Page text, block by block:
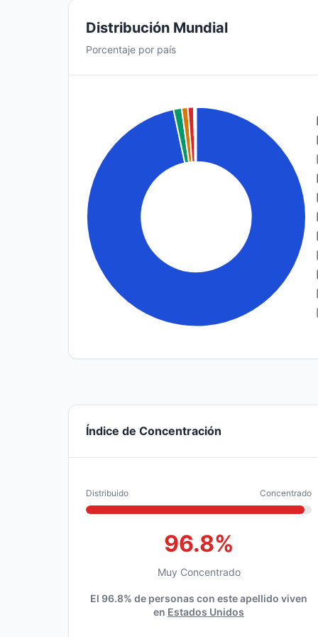
Distribución Mundial
Porcentaje por país
Índice de Concentración
Distribuido Concentrado
96.8%
Muy Concentrado
El 96.8% de personas con este apellido viven
en Estados Unidos